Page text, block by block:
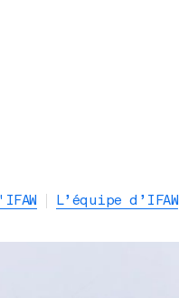
L’équipe d’IFAW